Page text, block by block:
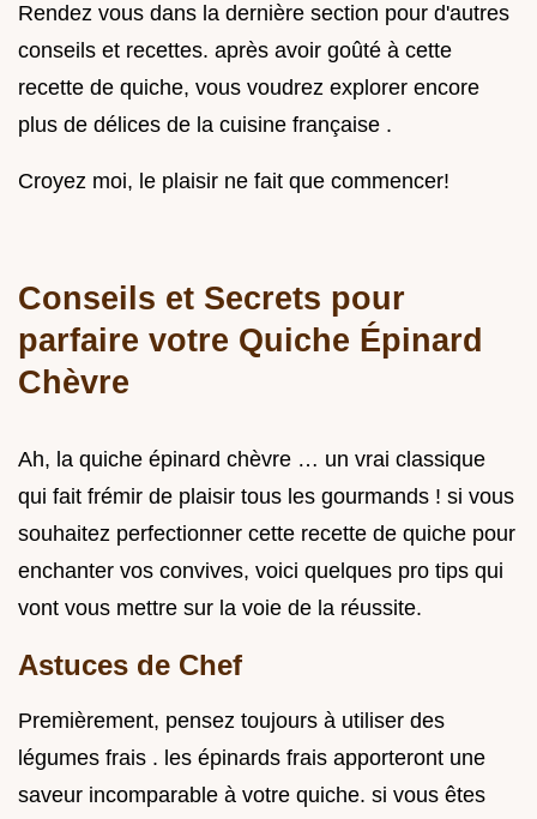
Rendez vous dans la dernière section pour d'autres
conseils et recettes. après avoir goûté à cette
recette de quiche, vous voudrez explorer encore
plus de délices de la cuisine française .
Croyez moi, le plaisir ne fait que commencer!
Conseils et Secrets pour
parfaire votre Quiche Épinard
Chèvre
Ah, la quiche épinard chèvre … un vrai classique
qui fait frémir de plaisir tous les gourmands ! si vous
souhaitez perfectionner cette recette de quiche pour
enchanter vos convives, voici quelques pro tips qui
vont vous mettre sur la voie de la réussite.
Astuces de Chef
Premièrement, pensez toujours à utiliser des
légumes frais . les épinards frais apporteront une
saveur incomparable à votre quiche. si vous êtes